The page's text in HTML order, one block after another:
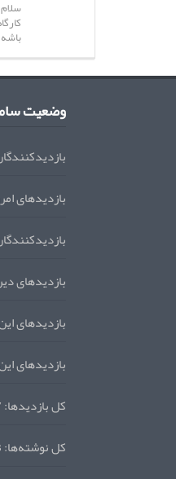
وضعیت
بازدیدهای
بازدیدهای
بازدیدهای
بازدیدهای
کل بازدیدها:
کل نوشته‌ها: